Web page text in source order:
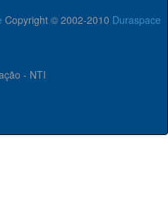
Copyright © 2002-2010 Duraspace
- NTI